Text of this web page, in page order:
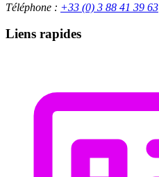
Téléphone : +33 (0) 3 88 41 39 63
Liens rapides